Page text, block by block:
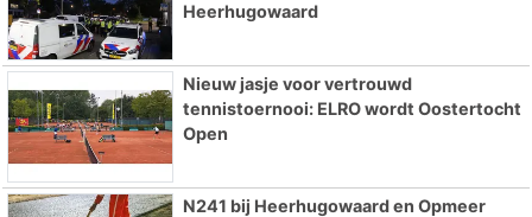
Heerhugowaard
Nieuw jasje voor vertrouwd
tennistoernooi: ELRO wordt Oostertocht
Open
N241 bij Heerhugowaard en Opmeer